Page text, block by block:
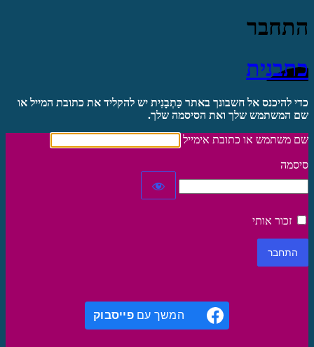
התחבר
כתבנית
כדי להיכנס אל חשבונך באתר כַּתְבָנִית יש להקליד את כתובת המייל או
שם המשתמש שלך ואת הסיסמה שלך.
שם משתמש או כתובת אימייל
סיסמה
זכור אותי
המשך עםפייסבוק